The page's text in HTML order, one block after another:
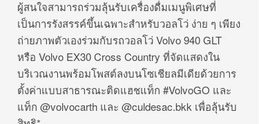
ผู้สนใจสามารถร่วมลุ้นรับเครื่องดื่มเมนูพิเศษที่
เป็นการรังสรรค์ขึ้นเฉพาะสำหรับวอลโว่ ง่าย ๆ เพียง
ถ่ายภาพตัวเองร่วมกับรถวอลโว่ Volvo 940 GLT
หรือ Volvo EX30 Cross Country ที่จัดแสดงใน
บริเวณงานพร้อมโพสต์ลงบนโซเชียลมีเดียด้วยการ
ตั้งค่าแบบสาธารณะติดแฮชแท็ก #VolvoGO และ
แท็ก @volvocarth และ @culdesac.bkk เพื่อลุ้นรับ